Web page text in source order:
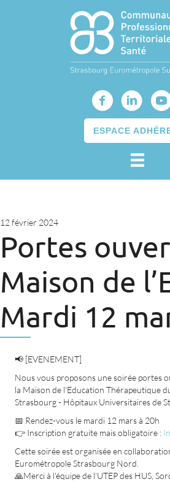
ESPACE
12 février 2024
Portes
Maison de
Mardi 12
📢 [EVENEMENT]
Nous vous proposons une soirée portes
la Maison de l'Education Thérapeutique
Strasbourg - Hôpitaux Universitaires de
📅 Rendez-vous le mardi 12 mars à 20h
👉 Inscription gratuite mais obligatoire :
Cette soirée est organisée en
Eurométropole Strasbourg Nord.
🙏Merci à l'équipe de l'UTEP des HUS,